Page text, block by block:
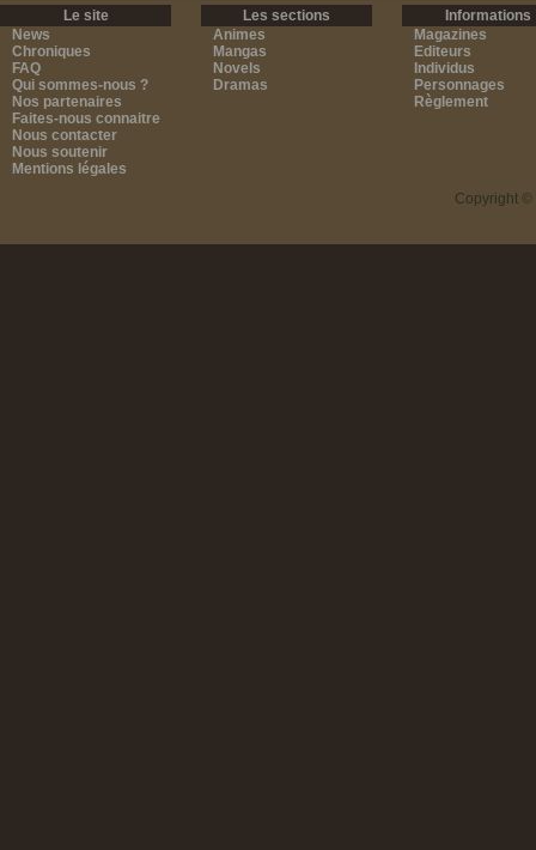
Le site
News
Chroniques
FAQ
Qui sommes-nous ?
Nos partenaires
Faites-nous connaitre
Nous contacter
Nous soutenir
Mentions légales
Les sections
Animes
Mangas
Novels
Dramas
Informations
Magazines
Editeurs
Individus
Personnages
Règlement
Copyright ©